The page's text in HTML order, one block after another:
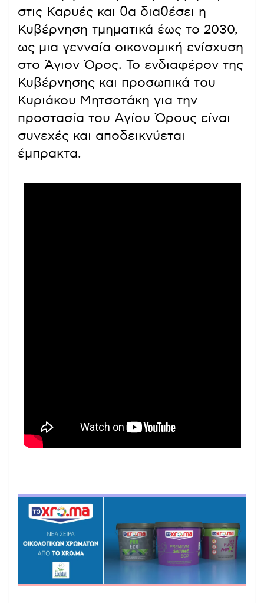
στις Καρυές και θα διαθέσει η
Κυβέρνηση τμηματικά έως το 2030,
ως μια γενναία οικονομική ενίσχυση
στο Άγιον Όρος. Το ενδιαφέρον της
Κυβέρνησης και προσωπικά του
Κυριάκου Μητσοτάκη για την
προστασία του Αγίου Όρους είναι
συνεχές και αποδεικνύεται
έμπρακτα.